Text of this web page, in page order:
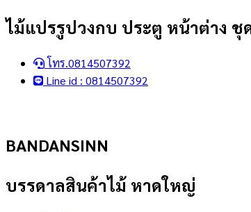
Skip
content
ไม้แปรรูปวงกบ ประตู หน้าต่าง
โทร.0814507392
Line id : 0814507392
BANDANSINN
บรรดาลสินค้าไม้ หาดใหญ่